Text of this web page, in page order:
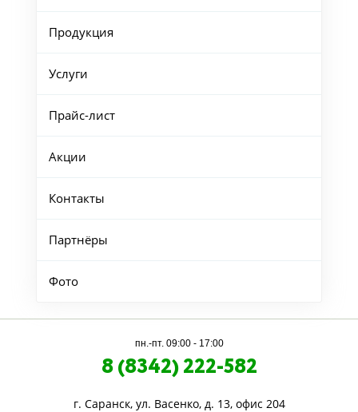
Продукция
Услуги
Прайс-лист
Акции
Контакты
Партнёры
Фото
пн.-пт. 09:00 - 17:00
8 (8342) 222-582
г. Саранск, ул. Васенко, д. 13, офис 204